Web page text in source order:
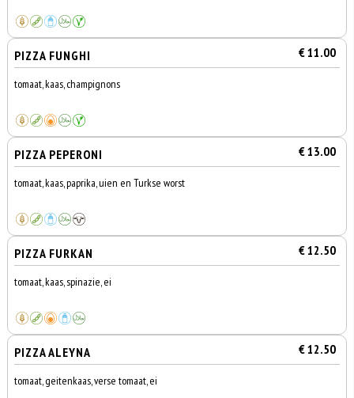
PIZZA FUNGHI € 11.00
tomaat, kaas, champignons
PIZZA PEPERONI € 13.00
tomaat, kaas, paprika, uien en Turkse worst
PIZZA FURKAN € 12.50
tomaat, kaas, spinazie, ei
PIZZA ALEYNA € 12.50
tomaat, geitenkaas, verse tomaat, ei